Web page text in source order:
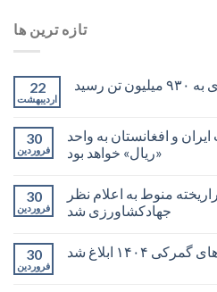
تازه ترین ها
22
اردیبهشت
رسید
30
فروردین
و افغانستان به واحد
«ریال» خواهد بود
30
فروردین
منوط به اعلام نظر
جهادکشاورزی شد
30
فروردین
۱۴۰۴ ابلاغ شد